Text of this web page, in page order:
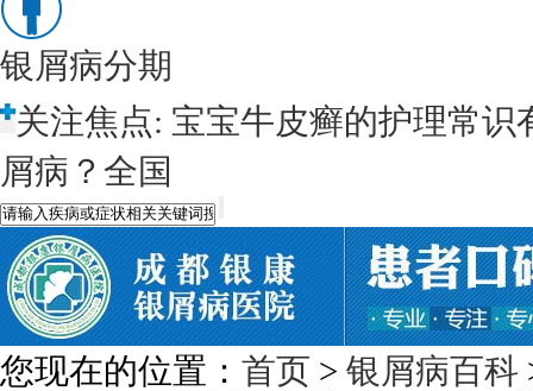
银屑病分期
关注焦点: 宝宝牛皮癣的护理常识
屑病？全国
您现在的位置： 首页 > 银屑病百科